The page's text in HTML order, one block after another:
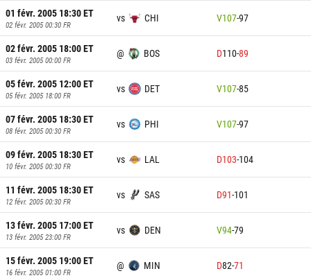
01 févr. 2005 18:30ET
02 févr. 2005 00:30 FR
vs CHI V107-97
02 févr. 2005 18:00ET
03 févr. 2005 00:00 FR
@ BOS D110-89
05 févr. 2005 12:00ET
05 févr. 2005 18:00 FR
vs DET V107-85
07 févr. 2005 18:30ET
08 févr. 2005 00:30 FR
vs PHI V107-97
09 févr. 2005 18:30ET
10 févr. 2005 00:30 FR
vs LAL D103-104
11 févr. 2005 18:30ET
12 févr. 2005 00:30 FR
vs SAS D91-101
13 févr. 2005 17:00ET
13 févr. 2005 23:00 FR
vs DEN V94-79
15 févr. 2005 19:00ET
16 févr. 2005 01:00 FR
@ MIN D82-71